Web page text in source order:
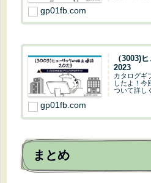
定商品が
gp01fb.com
（3003)
2023
カタログギ
したよ！今
ついて詳し
ステータ
ログがき...
gp01fb.com
まとめ